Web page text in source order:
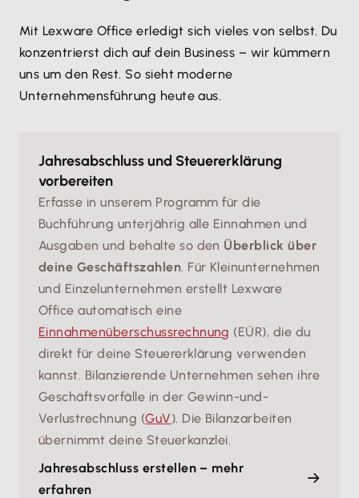
Mit Lexware Office erledigt sich vieles von selbst. Du
konzentrierst dich auf dein Business – wir kümmern
uns um den Rest. So sieht moderne
Unternehmensführung heute aus.
Jahresabschluss und Steuererklärung
vorbereiten
Erfasse in unserem Programm für die
Buchführung unterjährig alle Einnahmen und
Ausgaben und behalte so den Überblick über
deine Geschäftszahlen . Für Kleinunternehmen
und Einzelunternehmen erstellt Lexware
Office automatisch eine
Einnahmenüberschussrechnung (EÜR), die du
direkt für deine Steuererklärung verwenden
kannst. Bilanzierende Unternehmen sehen ihre
Geschäftsvorfälle in der Gewinn-und-
Verlustrechnung (GuV). Die Bilanzarbeiten
übernimmt deine Steuerkanzlei.
Jahresabschluss erstellen – mehr
erfahren